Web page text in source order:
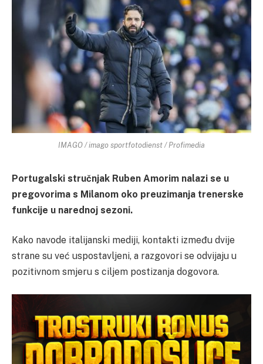
IMAGO / imago sportfotodienst / Profimedia
Portugalski stručnjak Ruben Amorim nalazi se u
pregovorima s Milanom oko preuzimanja trenerske
funkcije u narednoj sezoni.
Kako navode italijanski mediji, kontakti između dvije
strane su već uspostavljeni, a razgovori se odvijaju u
pozitivnom smjeru s ciljem postizanja dogovora.